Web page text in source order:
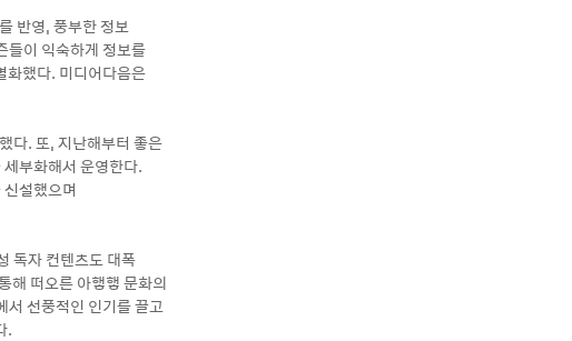
반영, 풍부한 정보
들이 익숙하게 정보를
화했다. 미디어다음은
다. 또, 지난해부터 좋은
부화해서 운영한다.
설했으며
독자 컨텐츠도 대폭
떠오른 아햏햏 문화의
서 선풍적인 인기를 끌고
.